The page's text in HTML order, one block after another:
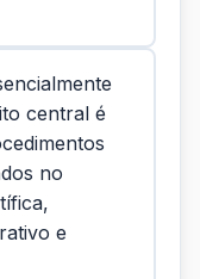
central é
no
e